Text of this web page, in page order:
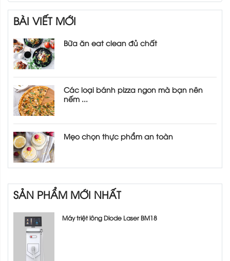
BÀI VIẾT MỚI
Bữa ăn eat clean đủ chất
Các loại bánh pizza ngon mà bạn nên
nếm ...
Mẹo chọn thực phẩm an toàn
SẢN PHẨM MỚI NHẤT
Máy triệt lông Diode Laser BM18